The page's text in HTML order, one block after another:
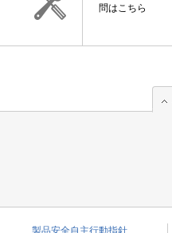
問はこちら
製品安全自主行動指針